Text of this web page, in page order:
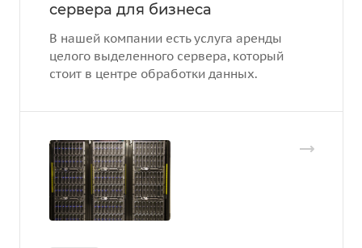
сервера для бизнеса
В нашей компании есть услуга аренды
целого выделенного сервера, который
стоит в центре обработки данных.